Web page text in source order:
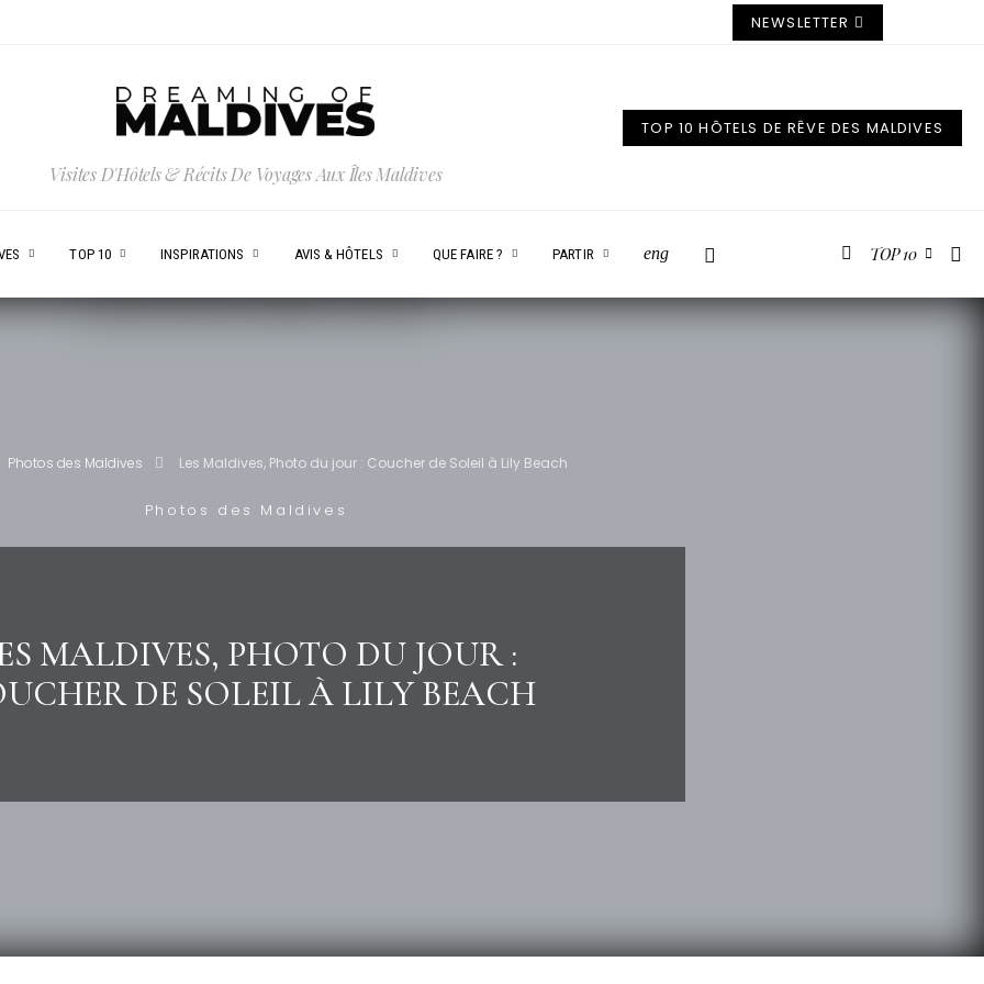
NEWSLETTER
Visites D'Hôtels & Récits De Voyages Aux Îles Maldives
TOP 10 HÔTELS DE RÊVE DES MALDIVES
TOP 10 INSPIRATIONS AVIS & HÔTELS QUE FAIRE ? PARTIR eng TOP 10
Photos des Maldives Les Maldives, Photo du jour : Coucher de Soleil à Lily Beach
Photos des Maldives
MALDIVES, PHOTO DU JOUR :
DE SOLEIL À LILY BEACH